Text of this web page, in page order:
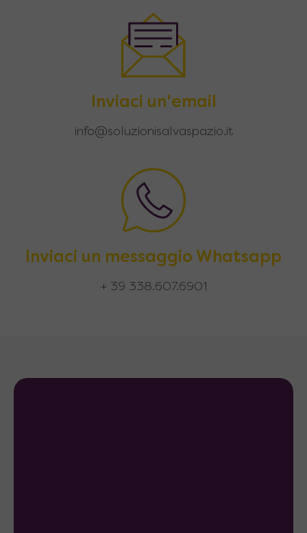
Inviaci un'email
info@soluzionisalvaspazio.it
Inviaci un messaggio Whatsapp
+ 39 338.607.6901